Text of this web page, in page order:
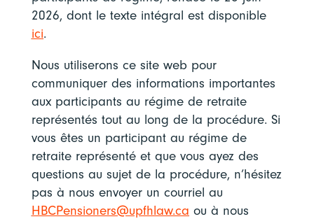
2026, dont le texte intégral est disponible
ici.
Nous utiliserons ce site web pour
communiquer des informations importantes
aux participants au régime de retraite
représentés tout au long de la procédure. Si
vous êtes un participant au régime de
retraite représenté et que vous ayez des
questions au sujet de la procédure, n’hésitez
pas à nous envoyer un courriel au
HBCPensioners@upfhlaw.ca ou à nous